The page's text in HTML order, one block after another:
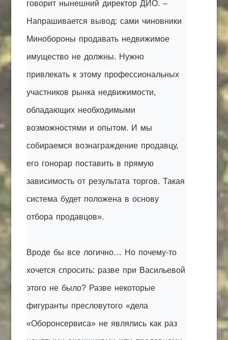
говорит нынешний директор ДИО. –
Напрашивается вывод: сами чиновники
Минобороны продавать недвижимое
имущество не должны. Нужно
привлекать к этому профессиональных
участников рынка недвижимости,
обладающих необходимыми
возможностями и опытом. И мы
собираемся вознаграждение продавцу,
его гонорар поставить в прямую
зависимость от результата торгов. Такая
система будет положена в основу
отбора продавцов».
Вроде бы все логично… Но почему-то
хочется спросить: разве при Васильевой
этого не было? Разве некоторые
фигуранты пресловутого «дела
«Оборонсервиса» не являлись как раз